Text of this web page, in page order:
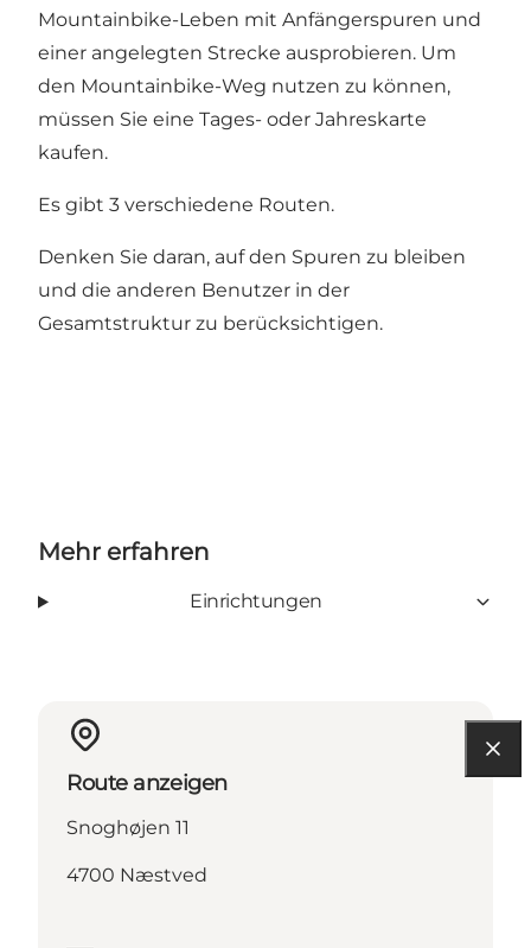
Mountainbike-Leben mit Anfängerspuren und
einer angelegten Strecke ausprobieren. Um
den Mountainbike-Weg nutzen zu können,
müssen Sie eine Tages- oder Jahreskarte
kaufen.
Es gibt 3 verschiedene Routen.
Denken Sie daran, auf den Spuren zu bleiben
und die anderen Benutzer in der
Gesamtstruktur zu berücksichtigen.
Mehr erfahren
Einrichtungen
Route anzeigen
Snoghøjen 11
4700 Næstved